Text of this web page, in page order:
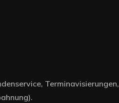
Terminavisierungen,